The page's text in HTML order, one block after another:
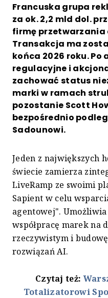
Francuska grupa
za ok. 2,2 mld dol.
firmę przetwarzania
Transakcja ma
końca 2026 roku.
regulacyjne i
zachować status
marki w ramach
pozostanie Scott
bezpośrednio
Sadounowi.
Jeden z największych
świecie zamierza
LiveRamp ze swoimi
Sapient w celu
agentowej".
współpracę marek na
rzeczywistym i
rozwiązań AI.
Czytaj też:
Totalizatorowi